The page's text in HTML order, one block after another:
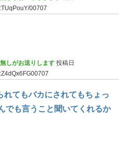
00707
しがお送りします 投稿日
れてもバカにされてもちょっ
でも言うこと聞いてくれるか